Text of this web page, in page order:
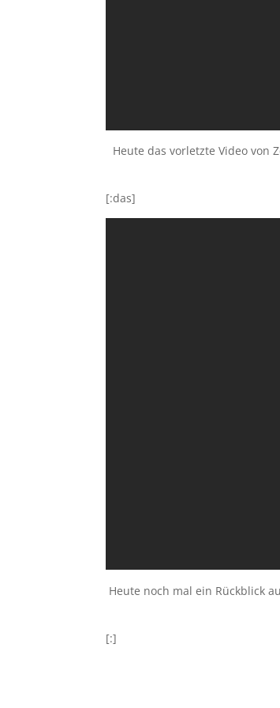
Heute das vorletzte Video von
[:das]
Heute noch mal ein Rückblick
[:]